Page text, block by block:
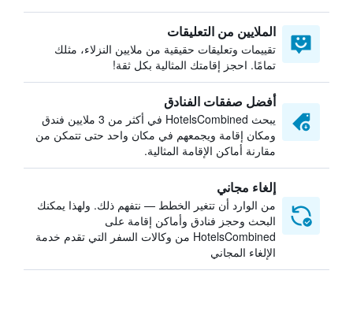
الملايين من التعليقات
تقييمات وتعليقات حقيقية من ملايين النزلاء، مثلك
تمامًا. احجز إقامتك المثالية بكل ثقة!
أفضل صفقات الفنادق
يبحث HotelsCombined في أكثر من 3 ملايين فندق
ومكان إقامة ويجمعهم في مكان واحد حتى تتمكن من
مقارنة أماكن الإقامة المثالية.
إلغاء مجاني
من الوارد أن تتغير الخطط — نتفهم ذلك. ولهذا يمكنك
البحث وحجز فنادق وأماكن إقامة على
HotelsCombined من وكالات السفر التي تقدم خدمة
الإلغاء المجاني